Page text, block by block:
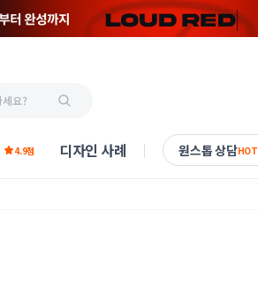
4.9점 디자인 사례 원스톱 상담HOT